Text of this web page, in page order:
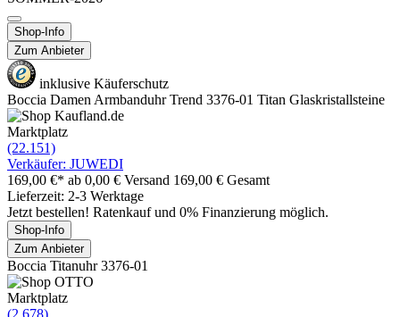
Shop-Info
Zum Anbieter
inklusive Käuferschutz
Boccia Damen Armbanduhr Trend 3376-01 Titan Glaskristallsteine
Marktplatz
(22.151)
Verkäufer: JUWEDI
169,00 €* ab 0,00 € Versand 169,00 € Gesamt
Lieferzeit: 2-3 Werktage
Jetzt bestellen! Ratenkauf und 0% Finanzierung möglich.
Shop-Info
Zum Anbieter
Boccia Titanuhr 3376-01
Marktplatz
(2.678)